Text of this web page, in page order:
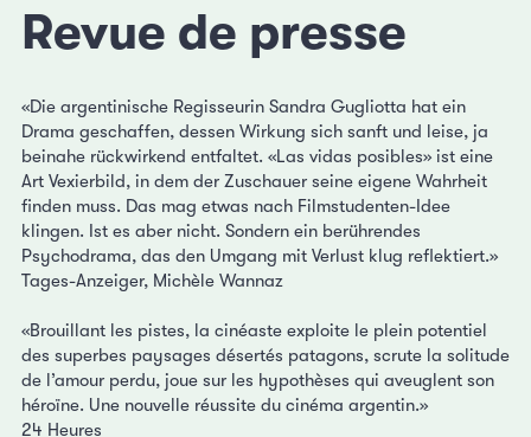
Revue de presse
«Die argentinische Regisseurin Sandra Gugliotta hat ein
Drama geschaffen, dessen Wirkung sich sanft und leise, ja
beinahe rückwirkend entfaltet. «Las vidas posibles» ist eine
Art Vexierbild, in dem der Zuschauer seine eigene Wahrheit
finden muss. Das mag etwas nach Filmstudenten-Idee
klingen. Ist es aber nicht. Sondern ein berührendes
Psychodrama, das den Umgang mit Verlust klug reflektiert.»
Tages-Anzeiger, Michèle Wannaz
«Brouillant les pistes, la cinéaste exploite le plein potentiel
des superbes paysages désertés patagons, scrute la solitude
de l’amour perdu, joue sur les hypothèses qui aveuglent son
héroïne. Une nouvelle réussite du cinéma argentin.»
24 Heures